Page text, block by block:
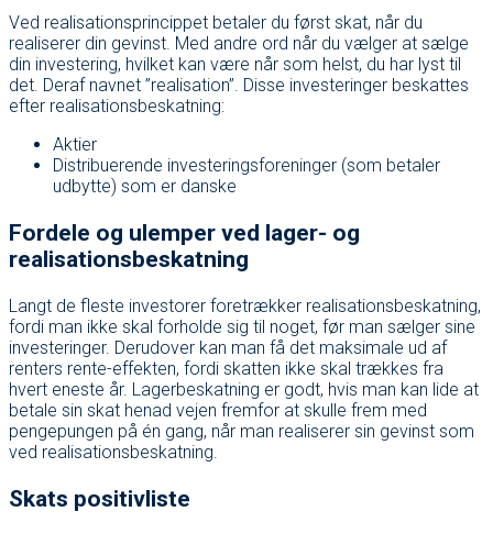
Ved realisationsprincippet betaler du først skat, når du
realiserer din gevinst. Med andre ord når du vælger at sælge
din investering, hvilket kan være når som helst, du har lyst til
det. Deraf navnet ”realisation”. Disse investeringer beskattes
efter realisationsbeskatning:
Aktier
Distribuerende investeringsforeninger (som betaler
udbytte) som er danske
Fordele og ulemper ved lager- og
realisationsbeskatning
Langt de fleste investorer foretrækker realisationsbeskatning,
fordi man ikke skal forholde sig til noget, før man sælger sine
investeringer. Derudover kan man få det maksimale ud af
renters rente-effekten, fordi skatten ikke skal trækkes fra
hvert eneste år. Lagerbeskatning er godt, hvis man kan lide at
betale sin skat henad vejen fremfor at skulle frem med
pengepungen på én gang, når man realiserer sin gevinst som
ved realisationsbeskatning.
Skats positivliste